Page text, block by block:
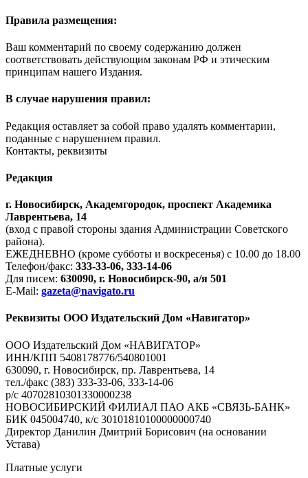
Правила размещения:
Ваш комментарий по своему содержанию должен
соответствовать действующим законам РФ и этическим
принципам нашего Издания.
В случае нарушения правил:
Редакция оставляет за собой право удалять комментарии,
поданные с нарушением правил.
Контакты, реквизиты
Редакция
г. Новосибирск, Академгородок, проспект Академика
Лаврентьева, 14
(вход с правой стороны здания Администрации Советского
района).
ЕЖЕДНЕВНО (кроме субботы и воскресенья) с 10.00 до 18.00
Телефон/факс: 333-33-06, 333-14-06
Для писем: 630090, г. Новосибирск-90, а/я 501
E-Mail: gazeta@navigato.ru
Реквизиты ООО Издательский Дом «Навигатор»
ООО Издательский Дом «НАВИГАТОР»
ИНН/КПП 5408178776/540801001
630090, г. Новосибирск, пр. Лаврентьева, 14
тел./факс (383) 333-33-06, 333-14-06
р/с 40702810301330000238
НОВОСИБИРСКИЙ ФИЛИАЛ ПАО АКБ «СВЯЗЬ-БАНК»
БИК 045004740, к/с 30101810100000000740
Директор Данилин Дмитрий Борисович (на основании
Устава)
Платные услуги